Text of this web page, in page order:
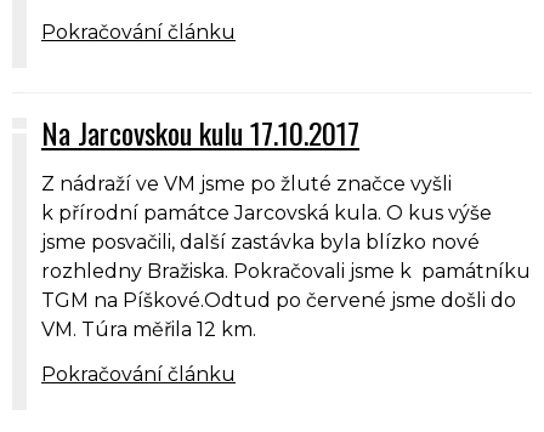
Pokračování článku
Na Jarcovskou kulu 17.10.2017
Z nádraží ve VM jsme po žluté značce vyšli
k přírodní památce Jarcovská kula. O kus výše
jsme posvačili, další zastávka byla blízko nové
rozhledny Bražiska. Pokračovali jsme k památníku
TGM na Píškové.Odtud po červené jsme došli do
VM. Túra měřila 12 km.
Pokračování článku